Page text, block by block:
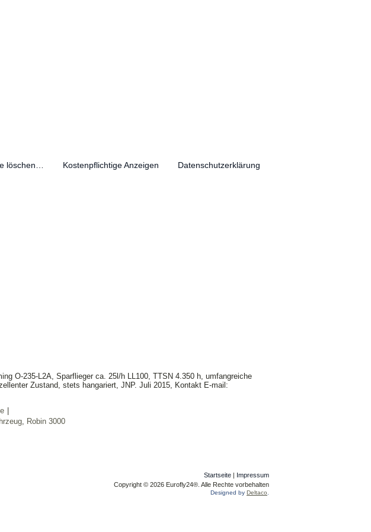
löschen… Kostenpflichtige Anzeigen Datenschutzerklärung
O-235-L2A, Sparflieger ca. 25l/h LL100, TTSN 4.350 h, umfangreiche
Zustand, stets hangariert, JNP. Juli 2015, Kontakt E-mail:
, Robin 3000
Startseite | Impressum
Copyright © 2026 Eurofly24®. Alle Rechte vorbehalten
Designed by Deltaco